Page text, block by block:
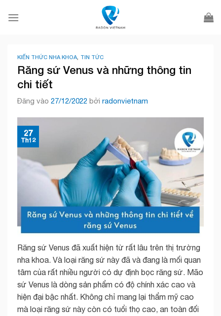
qua
KIẾN THỨC NHA KHOA TIN TỨC
Răng sứ Venus và những thông tin
chi tiết
Đăng vào 27/12/2022 bởi radonvietnam
27
Th12
Răng sứ Venus đã xuất hiện từ rất lâu trên thị trường
nha khoa. Và loại răng sứ này đã và đang là mối quan
tâm của rất nhiều người có dự định bọc răng sứ. Mão
sứ Venus là dòng sản phẩm có độ chính xác cao và
hiện đại bậc nhất. Không chỉ mang lại thẩm mỹ cao
mà loại răng sứ này còn có tuổi thọ cao, an toàn đối